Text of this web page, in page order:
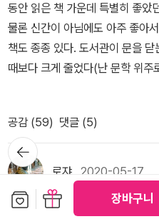
장바구니
거예요.” (226쪽)이렇게 새로 태
너무도 평범한 남자이다. 아로뱅
그 진부한 선택에 에드나는 ‘바보
편 레옹스와 두 아들은 에드나 삶
몸과 영혼을 소유할 수 있다고
또한 마찬가지이다. 이렇게 에드
비해 정신적으로 완전히 각성한
길은 그 무렵, 그러니까 지금으로
다. 때문에 그녀는 저 먼 바다로
없는 세상으로 나아간다. 언젠가
기. ‘어느 날 밤 통나무배를 타고
던 표현에 따르면 아델은 ‘모성애
반면에 에드나는 그렇지 않은 여
했지만 때로는 그들의 존재를 까
게 아이들을 위해서라면 목숨까
포기할 수 없다고 말한다. 그녀에
‘아내’와 ‘어머니’는 그녀의 ‘나
뇰 부부가 가장 이상적인 부부상
의 삶을 끔찍하게 여겼고 아델에
게 열렬한 사랑의 감정을 느끼지
을 사랑하기 때문에’라는 쪽지를
동안 읽은 책 가운데 특별히 좋았
물론 신간이 아님에도 아주 좋아
책도 종종 있다. 도서관이 문을
때보다 크게 줄었다(난 문학 위주
는 요즘 신간 사보면 대부분 금세
그럴 수가 없었다. 두고두고 읽으
된 빅토리아 토카레바 다른 책들
도) 모두 구매했다. 체호프와 윌
야기들. 조용조용 담담하게 오늘
야기한다. 그러면서도 섬세하고
공감 (59) 댓글 (5)
로쟈 2020-05-17
광교에서 읽는 세계문학
강의 공지다. 광교 갤러리아 문
뒤로가
기